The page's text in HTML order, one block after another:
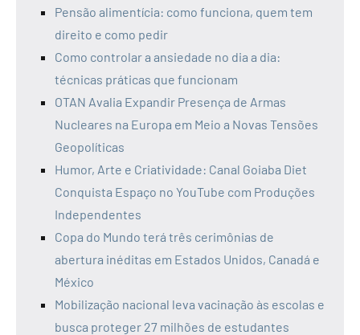
Pensão alimentícia: como funciona, quem tem
direito e como pedir
Como controlar a ansiedade no dia a dia:
técnicas práticas que funcionam
OTAN Avalia Expandir Presença de Armas
Nucleares na Europa em Meio a Novas Tensões
Geopolíticas
Humor, Arte e Criatividade: Canal Goiaba Diet
Conquista Espaço no YouTube com Produções
Independentes
Copa do Mundo terá três cerimônias de
abertura inéditas em Estados Unidos, Canadá e
México
Mobilização nacional leva vacinação às escolas e
busca proteger 27 milhões de estudantes